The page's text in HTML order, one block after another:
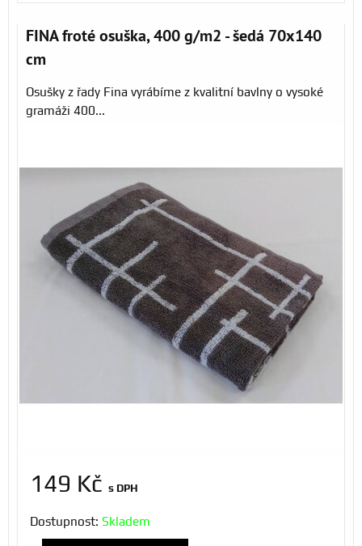
FINA froté osuška, 400 g/m2 - šedá 70x140
cm
Osušky z řady Fina vyrábíme z kvalitní bavlny o vysoké
gramáži 400...
149 Kč s DPH
Dostupnost: Skladem